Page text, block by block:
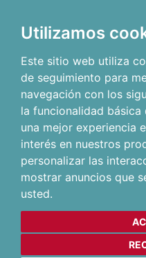
Utilizamos
Este sitio web utiliza
de seguimiento para
navegación con los
la funcionalidad básica
una mejor experiencia
interés en nuestros
personalizar las
mostrar anuncios que
usted.